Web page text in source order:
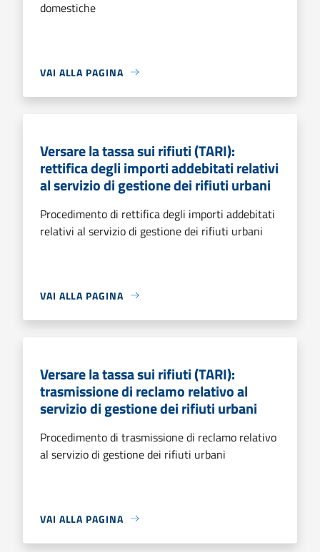
domestiche
VAI ALLA PAGINA
Versare la tassa sui rifiuti (TARI):
rettifica degli importi addebitati relativi
al servizio di gestione dei rifiuti urbani
Procedimento di rettifica degli importi addebitati
relativi al servizio di gestione dei rifiuti urbani
VAI ALLA PAGINA
Versare la tassa sui rifiuti (TARI):
trasmissione di reclamo relativo al
servizio di gestione dei rifiuti urbani
Procedimento di trasmissione di reclamo relativo
al servizio di gestione dei rifiuti urbani
VAI ALLA PAGINA